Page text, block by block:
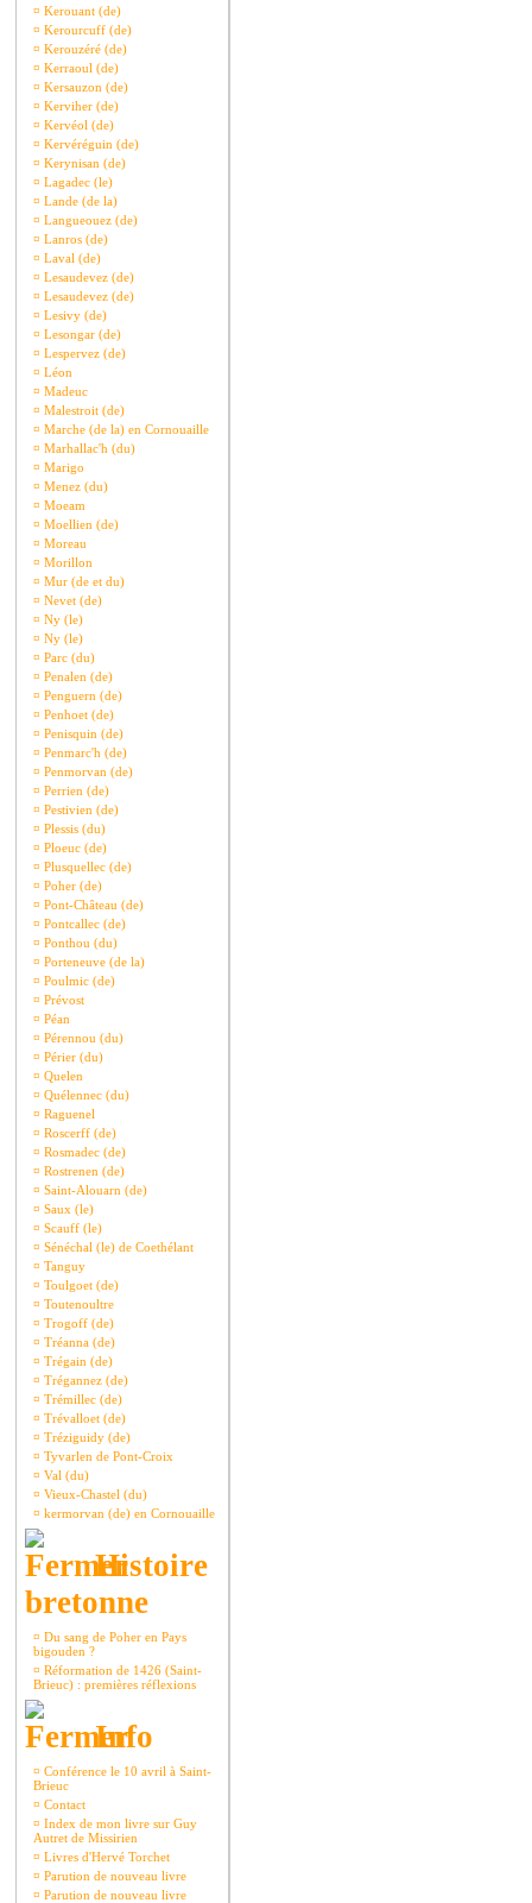
¤ Kerouant (de)
¤ Kerourcuff (de)
¤ Kerouzéré (de)
¤ Kerraoul (de)
¤ Kersauzon (de)
¤ Kerviher (de)
¤ Kervéol (de)
¤ Kervéréguin (de)
¤ Kerynisan (de)
¤ Lagadec (le)
¤ Lande (de la)
¤ Langueouez (de)
¤ Lanros (de)
¤ Laval (de)
¤ Lesaudevez (de)
¤ Lesaudevez (de)
¤ Lesivy (de)
¤ Lesongar (de)
¤ Lespervez (de)
¤ Léon
¤ Madeuc
¤ Malestroit (de)
¤ Marche (de la) en Cornouaille
¤ Marhallac'h (du)
¤ Marigo
¤ Menez (du)
¤ Moeam
¤ Moellien (de)
¤ Moreau
¤ Morillon
¤ Mur (de et du)
¤ Nevet (de)
¤ Ny (le)
¤ Ny (le)
¤ Parc (du)
¤ Penalen (de)
¤ Penguern (de)
¤ Penhoet (de)
¤ Penisquin (de)
¤ Penmarc'h (de)
¤ Penmorvan (de)
¤ Perrien (de)
¤ Pestivien (de)
¤ Plessis (du)
¤ Ploeuc (de)
¤ Plusquellec (de)
¤ Poher (de)
¤ Pont-Château (de)
¤ Pontcallec (de)
¤ Ponthou (du)
¤ Porteneuve (de la)
¤ Poulmic (de)
¤ Prévost
¤ Péan
¤ Pérennou (du)
¤ Périer (du)
¤ Quelen
¤ Quélennec (du)
¤ Raguenel
¤ Roscerff (de)
¤ Rosmadec (de)
¤ Rostrenen (de)
¤ Saint-Alouarn (de)
¤ Saux (le)
¤ Scauff (le)
¤ Sénéchal (le) de Coethélant
¤ Tanguy
¤ Toulgoet (de)
¤ Toutenoultre
¤ Trogoff (de)
¤ Tréanna (de)
¤ Trégain (de)
¤ Trégannez (de)
¤ Trémillec (de)
¤ Trévalloet (de)
¤ Tréziguidy (de)
¤ Tyvarlen de Pont-Croix
¤ Val (du)
¤ Vieux-Chastel (du)
¤ kermorvan (de) en Cornouaille
Histoire
bretonne
¤ Du sang de Poher en Pays
bigouden ?
¤ Réformation de 1426 (Saint-
Brieuc) : premières réflexions
Info
¤ Conférence le 10 avril à Saint-
Brieuc
¤ Contact
¤ Index de mon livre sur Guy
Autret de Missirien
¤ Livres d'Hervé Torchet
¤ Parution de nouveau livre
¤ Parution de nouveau livre